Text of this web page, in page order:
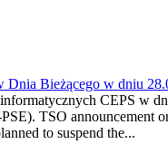
Dnia Bieżącego w dniu
CEPS w
TSO
to suspend the...